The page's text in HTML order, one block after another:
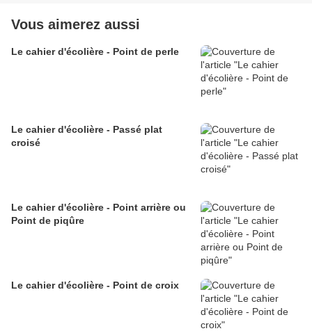
Vous aimerez aussi
Le cahier d'écolière - Point de perle
Le cahier d'écolière - Passé plat
croisé
Le cahier d'écolière - Point arrière ou
Point de piqûre
Le cahier d'écolière - Point de croix